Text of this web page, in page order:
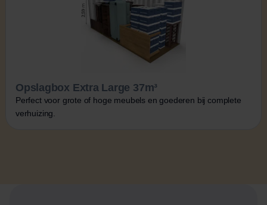
Opslagbox Extra Large 37m³
Perfect voor grote of hoge meubels en goederen bij complete
verhuizing.